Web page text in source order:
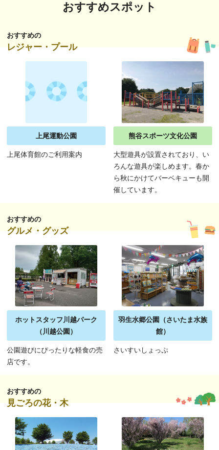
おすすめスポット
おすすめの
レジャー・プール
上尾運動公園
上尾体育館のご利用案内
熊谷スポーツ文化公園
大型遊具が設置されており、い
ろんな遊具が楽しめます。春か
ら秋にかけてバーベキューも開
催しています。
おすすめの
グルメ・グッズ
ホットスタッフ川越パーク
（川越公園）
公園遊びにぴったりな軽食の売
店です。
羽生水郷公園（さいたま水族
館）
さいすいしょっぷ
おすすめの
見ごろの花・木